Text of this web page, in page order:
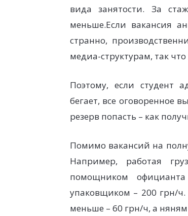
вида занятости. За
меньше.Если вакансия
странно,
медиа-структурам, так
Поэтому, если студент
бегает, все оговоренное
резерв попасть – как
Помимо вакансий на
Например, работая
помощником
упаковщиком – 200 грн/
меньше – 60 грн/ч, а